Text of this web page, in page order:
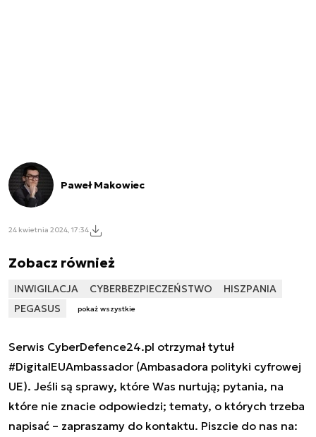
Paweł Makowiec
24 kwietnia 2024, 17:34
Zobacz również
INWIGILACJA CYBERBEZPIECZEŃSTWO
HISZPANIA
PEGASUS
pokaż wszystkie
Serwis CyberDefence24.pl otrzymał tytuł
#DigitalEUAmbassador (Ambasadora polityki cyfrowej
UE). Jeśli są sprawy, które Was nurtują; pytania, na
które nie znacie odpowiedzi; tematy, o których trzeba
napisać – zapraszamy do kontaktu. Piszcie do nas na: